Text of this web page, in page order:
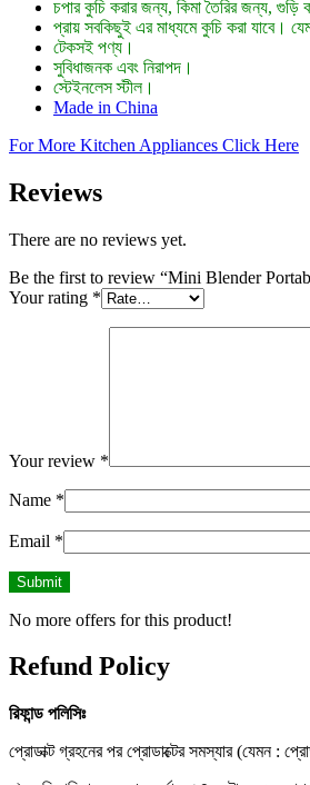
চপার কুচি করার জন্য, কিমা তৈরির জন্য,
প্রায় সবকিছুই এর মাধ্যমে কুচি করা যাবে।
টেকসই পণ্য।
সুবিধাজনক এবং নিরাপদ।
স্টেইনলেস স্টীল।
Made in China
For More Kitchen Appliances Click Here
Reviews
There are no reviews yet.
Be the first to review “Mini Blender
Your rating *
Your review *
Name *
Email *
No more offers for this product!
Refund Policy
রিফান্ড পলিসিঃ
প্রোডাক্ট গ্রহনের পর প্রোডাক্টের সমস্যার (যেমন :